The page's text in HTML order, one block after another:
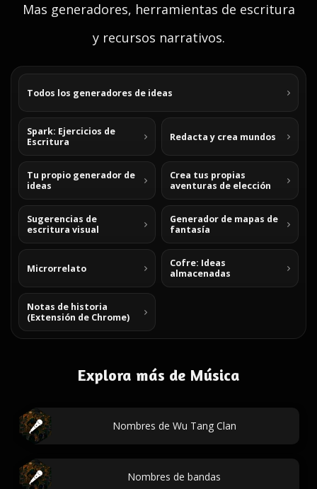
Mas generadores, herramientas de escritura
y recursos narrativos.
Todos los generadores de ideas
Spark: Ejercicios de
Escritura
Redacta y crea mundos
Tu propio generador de
ideas
Crea tus propias
aventuras de elección
Sugerencias de
escritura visual
Generador de mapas de
fantasía
Microrrelato
Cofre: Ideas
almacenadas
Notas de historia
(Extensión de Chrome)
Explora más de Música
Nombres de Wu Tang Clan
Nombres de bandas